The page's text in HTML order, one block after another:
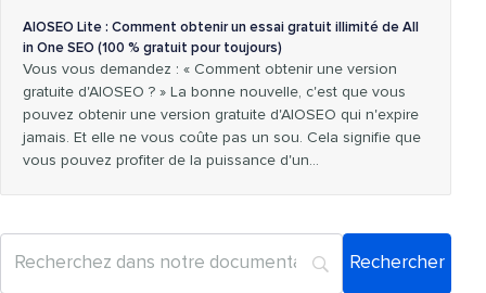
AIOSEO Lite : Comment obtenir un essai gratuit illimité de All
in One SEO (100 % gratuit pour toujours)
Vous vous demandez : « Comment obtenir une version
gratuite d'AIOSEO ? » La bonne nouvelle, c'est que vous
pouvez obtenir une version gratuite d'AIOSEO qui n'expire
jamais. Et elle ne vous coûte pas un sou. Cela signifie que
vous pouvez profiter de la puissance d'un...